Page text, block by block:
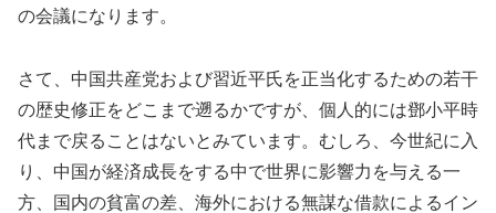
の会議になります。
さて、中国共産党および習近平氏を正当化するための若干
の歴史修正をどこまで遡るかですが、個人的には鄧小平時
代まで戻ることはないとみています。むしろ、今世紀に入
り、中国が経済成長をする中で世界に影響力を与える一
方、国内の貧富の差、海外における無謀な借款によるイン